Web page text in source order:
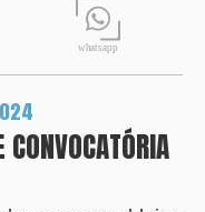
whatsapp